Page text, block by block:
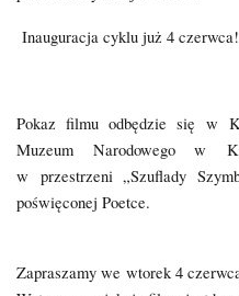
Inauguracja cyklu już 4 czerwca!
Pokaz filmu odbędzie się w
Muzeum Narodowego w
w przestrzeni „Szuflady
poświęconej Poetce.
Zapraszamy we wtorek 4